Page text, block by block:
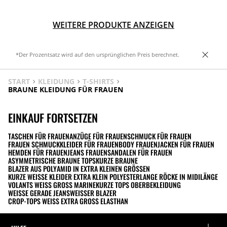
WEITERE PRODUKTE ANZEIGEN
*Der Prozentsatz wird auf den ursprünglichen Preis berechnet.
START KLEIDUNG
T-SHIRTS
BRAUNE KLEIDUNG FÜR FRAUEN
EINKAUF FORTSETZEN
TASCHEN FÜR FRAUENANZÜGE FÜR FRAUENSCHMUCK FÜR FRAUEN
FRAUEN SCHMUCKKLEIDER FÜR FRAUENBODY FRAUENJACKEN FÜR FRAUEN
HEMDEN FÜR FRAUENJEANS FRAUENSANDALEN FÜR FRAUEN
ASYMMETRISCHE BRAUNE TOPSKURZE BRAUNE
BLAZER AUS POLYAMID IN EXTRA KLEINEN GRÖSSEN
KURZE WEISSE KLEIDER EXTRA KLEIN POLYESTER LANGE RÖCKE IN MIDILÄNGE
VOLANTS WEISS GROSS MARINE KURZE TOPS OBERBEKLEIDUNG
WEISSE GERADE JEANS WEISSER BLAZER
CROP-TOPS WEISS EXTRA GROSS ELASTHAN